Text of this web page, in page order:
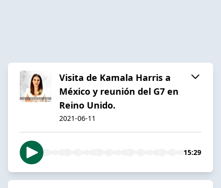
Visita de Kamala Harris a
México y reunión del G7 en
Reino Unido.
2021-06-11
15:29